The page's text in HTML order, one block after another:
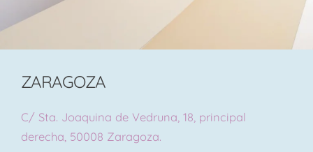
ZARAGOZA
C/ Sta. Joaquina de Vedruna, 18, principal
derecha, 50008 Zaragoza.